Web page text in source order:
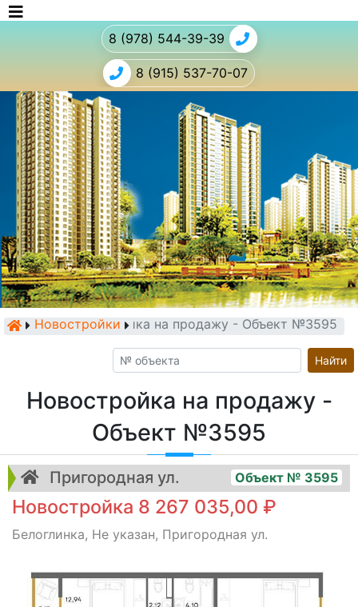
8 (978) 544-39-39
8 (915) 537-70-07
Новостройки
Новостройка на продажу - Объект №3595
Найти
Новостройка на продажу -
Объект №3595
Пригородная ул. Объект № 3595
Новостройка 8 267 035,00 ₽
Белоглинка, Не указан, Пригородная ул.